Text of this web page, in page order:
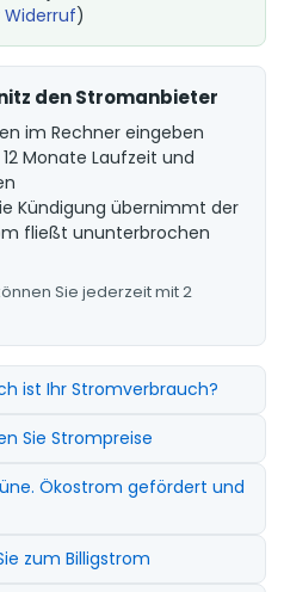
)
den Stromanbieter
im Rechner eingeben
Monate Laufzeit und
Kündigung übernimmt der
fließt ununterbrochen
Sie jederzeit mit 2
ist Ihr Stromverbrauch?
Sie Strompreise
Ökostrom gefördert und
zum Billigstrom